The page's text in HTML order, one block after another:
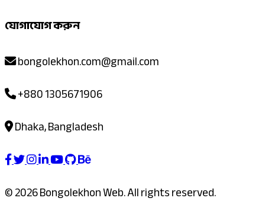
যোগাযোগ করুন
bongolekhon.com@gmail.com
+880 1305671906
Dhaka, Bangladesh
© 2026 Bongolekhon Web. All rights reserved.